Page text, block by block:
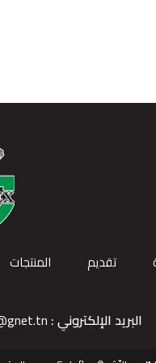
تقديم المنتجات
البريد الإلكتروني :